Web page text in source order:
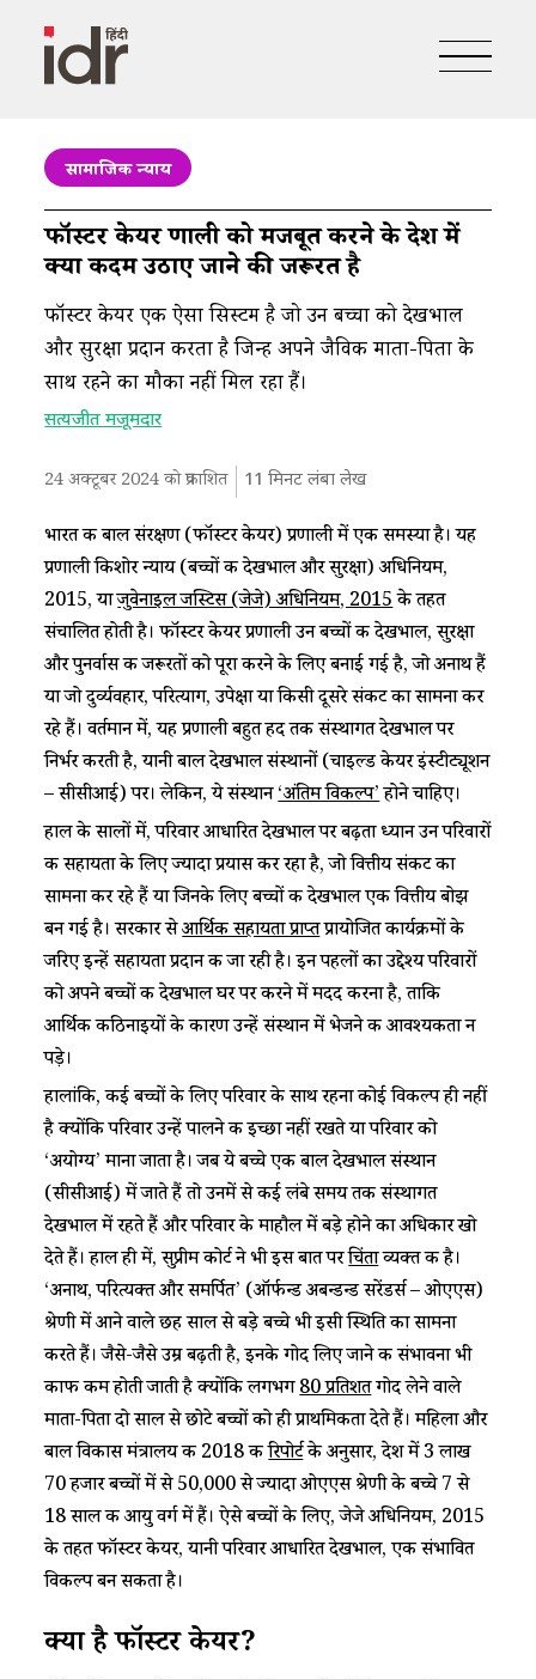
सामाजिक न्याय
फॉस्टर केयर प्रणाली को मजबूत करने के देश में
क्या कदम उठाए जाने की जरूरत है
फॉस्टर केयर एक ऐसा सिस्टम है जो उन बच्चों को देखभाल
और सुरक्षा प्रदान करता है जिन्हें अपने जैविक माता-पिता के
साथ रहने का मौका नहीं मिल रहा हैं।
सत्यजीत मजूमदार
24 अक्टूबर 2024 को प्रकाशित 11 मिनट लंबा लेख
भारत की बाल संरक्षण (फॉस्टर केयर) प्रणाली में एक समस्या है। यह
प्रणाली किशोर न्याय (बच्चों की देखभाल और सुरक्षा) अधिनियम,
2015, याजुवेनाइल जस्टिस (जेजे) अधिनियम, 2015के तहत
संचालित होती है। फॉस्टर केयर प्रणाली उन बच्चों की देखभाल, सुरक्षा
और पुनर्वास की जरूरतों को पूरा करने के लिए बनाई गई है, जो अनाथ हैं
या जो दुर्व्यवहार, परित्याग, उपेक्षा या किसी दूसरे संकट का सामना कर
रहे हैं। वर्तमान में, यह प्रणाली बहुत हद तक संस्थागत देखभाल पर
निर्भर करती है, यानी बाल देखभाल संस्थानों (चाइल्ड केयर इंस्टीट्यूशन
– सीसीआई) पर। लेकिन, ये संस्थान‘अंतिम विकल्प’होने चाहिए।
हाल के सालों में, परिवार आधारित देखभाल पर बढ़ता ध्यान उन परिवारों
की सहायता के लिए ज्यादा प्रयास कर रहा है, जो वित्तीय संकट का
सामना कर रहे हैं या जिनके लिए बच्चों की देखभाल एक वित्तीय बोझ
बन गई है। सरकार सेआर्थिक सहायता प्राप्तप्रायोजित कार्यक्रमों के
जरिए इन्हें सहायता प्रदान की जा रही है। इन पहलों का उद्देश्य परिवारों
को अपने बच्चों की देखभाल घर पर करने में मदद करना है, ताकि
आर्थिक कठिनाइयों के कारण उन्हें संस्थान में भेजने की आवश्यकता न
पड़े।
हालांकि, कई बच्चों के लिए परिवार के साथ रहना कोई विकल्प ही नहीं
है क्योंकि परिवार उन्हें पालने की इच्छा नहीं रखते या परिवार को
‘अयोग्य’ माना जाता है। जब ये बच्चे एक बाल देखभाल संस्थान
(सीसीआई) में जाते हैं तो उनमें से कई लंबे समय तक संस्थागत
देखभाल में रहते हैं और परिवार के माहौल में बड़े होने का अधिकार खो
देते हैं। हाल ही में, सुप्रीम कोर्ट ने भी इस बात परचिंताव्यक्त की है।
‘अनाथ, परित्यक्त और समर्पित’ (ऑर्फन्ड अबन्डन्ड सरेंडर्स – ओएएस)
श्रेणी में आने वाले छह साल से बड़े बच्चे भी इसी स्थिति का सामना
करते हैं। जैसे-जैसे उम्र बढ़ती है, इनके गोद लिए जाने की संभावना भी
काफी कम होती जाती है क्योंकि लगभग80 प्रतिशतगोद लेने वाले
माता-पिता दो साल से छोटे बच्चों को ही प्राथमिकता देते हैं। महिला और
बाल विकास मंत्रालय की 2018 कीरिपोर्टके अनुसार, देश में 3 लाख
70 हजार बच्चों में से 50,000 से ज्यादा ओएएस श्रेणी के बच्चे 7 से
18 साल की आयु वर्ग में हैं। ऐसे बच्चों के लिए, जेजे अधिनियम, 2015
के तहत फॉस्टर केयर, यानी परिवार आधारित देखभाल, एक संभावित
विकल्प बन सकता है।
क्या है फॉस्टर केयर?